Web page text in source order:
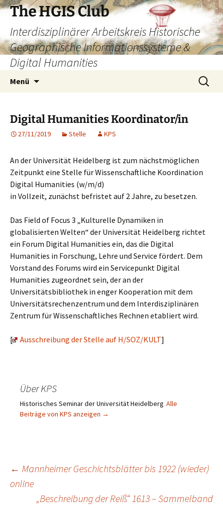
Zum
Inhalt
springen
The HGIS Club
Interdisziplinärer Arbeitskreis Historische
Geographische Informationssysteme &
Digital Humanities
Menü
Suchen
nach:
Digital Humanities Koordinator/in
27/11/2019 Stelle KPS
An der Universität Heidelberg ist zum nächstmöglichen
Zeitpunkt eine Stelle für Wissenschaftliche Koordination
Digital Humanities (w/m/d)
in Vollzeit, zunächst befristet auf 2 Jahre, zu besetzen.
Das Field of Focus 3 „Kulturelle Dynamiken in
globalisierten Welten“ der Universität Heidelberg richtet
ein Forum Digital Humanities ein, das die Digital
Humanities in Forschung, Lehre und Service fördert. Dem
Vorstand des Forums wird ein Servicepunkt Digital
Humanities zugeordnet sein, der an der
Universitätsbibliothek in enger Kooperation mit dem
Universitätsrechenzentrum und dem Interdisziplinären
Zentrum für Wissenschaftliches Rechnen etabliert wird.
[ Ausschreibung der Stelle auf H/SOZ/KULT]
Über KPS
Historisches Seminar der Universität Heidelberg Alle
Beiträge von KPS anzeigen →
Beitragsnavigation
← Mannheimer Geschichtsblätter bis 1922 (wieder)
online
„Beschreibung der Reiß“ 1613 – Sammelband